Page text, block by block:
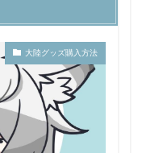
大陸グッズ購入方法